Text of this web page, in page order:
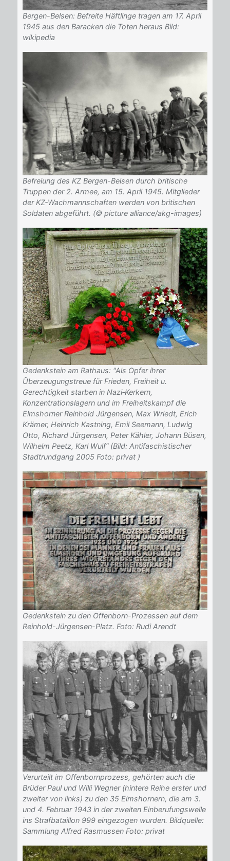
Bergen-Belsen: Befreite Häftlinge tragen am 17. April
1945 aus den Baracken die Toten heraus Bild:
wikipedia
Befreiung des KZ Bergen-Belsen durch britische
Truppen der 2. Armee, am 15. April 1945. Mitglieder
der KZ-Wachmannschaften werden von britischen
Soldaten abgeführt. (© picture alliance/akg-images)
Gedenkstein am Rathaus: "Als Opfer ihrer
Überzeugungstreue für Frieden, Freiheit u.
Gerechtigkeit starben in Nazi‐Kerkern,
Konzentrationslagern und im Freiheitskampf die
Elmshorner Reinhold Jürgensen, Max Wriedt, Erich
Krämer, Heinrich Kastning, Emil Seemann, Ludwig
Otto, Richard Jürgensen, Peter Kähler, Johann Büsen,
Wilhelm Peetz, Karl Wulf“ (Bild: Antifaschistischer
Stadtrundgang 2005 Foto: privat )
Gedenkstein zu den Offenborn-Prozessen auf dem
Reinhold-Jürgensen-Platz. Foto: Rudi Arendt
Verurteilt im Offenbornprozess, gehörten auch die
Brüder Paul und Willi Wegner (hintere Reihe erster und
zweiter von links) zu den 35 Elmshornern, die am 3.
und 4. Februar 1943 in der zweiten Einberufungswelle
ins Strafbataillon 999 eingezogen wurden. Bildquelle:
Sammlung Alfred Rasmussen Foto: privat